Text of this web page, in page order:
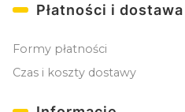
Płatności i dostawa
Formy płatności
Czas i koszty dostawy